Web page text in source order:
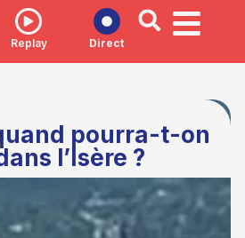
Replay Direct
pourra-t-on
l’Isère ?